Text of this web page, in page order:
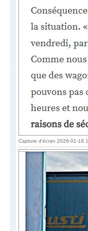
Capture d'écran 2026-01-18